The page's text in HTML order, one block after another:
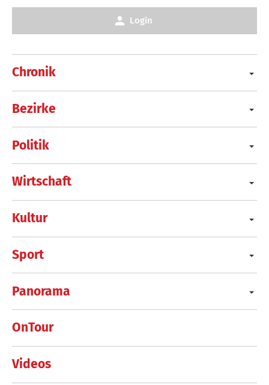
Chronik
Bezirke
Politik
Wirtschaft
Kultur
Sport
Panorama
OnTour
Videos
Login